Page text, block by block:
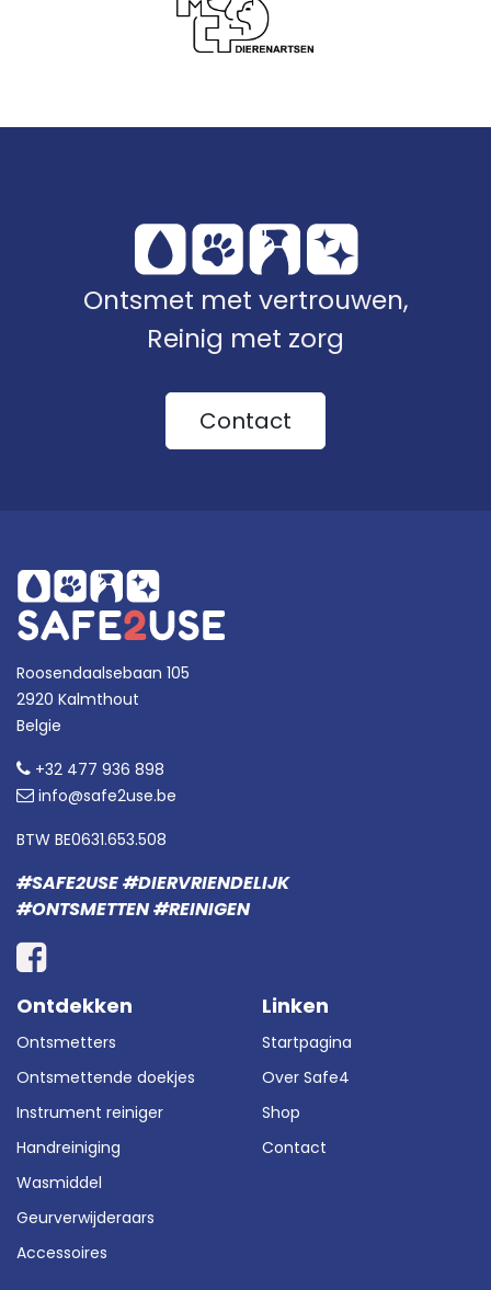
Ontsmet met vertrouwen,
Reinig met zorg
Contact
Ontdekken
Ontsmetters
Ontsmettende doekjes
Instrument reiniger
Handreiniging
Wasmiddel
Geurverwijderaars
Accessoires
Linken
Startpagina
Over Safe4
Shop
Contact
Roosendaalsebaan 105
2920 Kalmthout
Belgie
+32 477 936 898
info@safe2use.be
BTW BE0631.653.508
#SAFE2USE #DIERVRIENDELIJK
#ONTSMETTEN #REINIGEN